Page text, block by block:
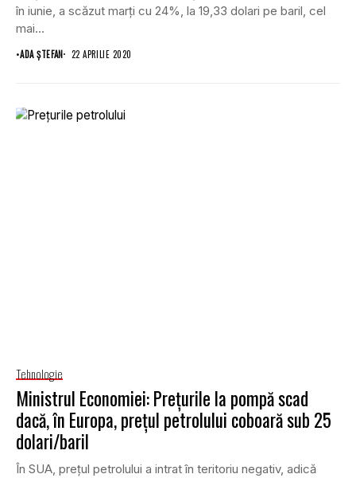
în iunie, a scăzut marţi cu 24%, la 19,33 dolari pe baril, cel
mai...
•ADA ȘTEFAN 22 APRILIE 2020
Tehnologie
Ministrul Economiei: Preţurile la pompă scad
dacă, în Europa, preţul petrolului coboară sub 25
dolari/baril
În SUA, preţul petrolului a intrat în teritoriu negativ, adică